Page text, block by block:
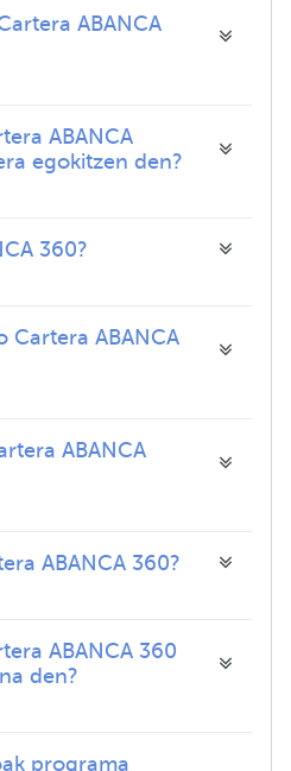
ABANCA
ABANCA
egokitzen den?
360?
Cartera ABANCA
ABANCA
ABANCA 360?
ABANCA 360
den?
programa